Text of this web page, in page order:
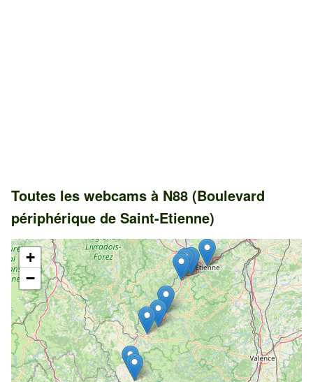
Toutes les webcams à N88 (Boulevard
périphérique de Saint-Etienne)
+
−